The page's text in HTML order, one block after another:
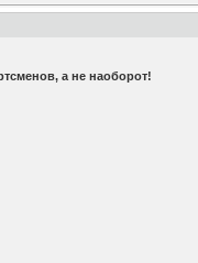
а не наоборот!